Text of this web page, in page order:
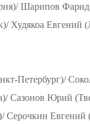
Шарипов Фарид
Худякоа Евгений
Петербург)/
Сазонов Юрий
Серочкин Евгений